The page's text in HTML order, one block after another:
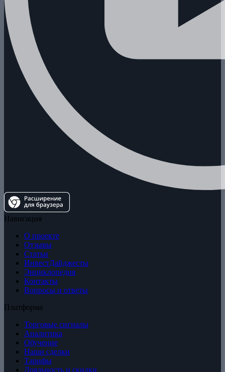
Навигация
О проекте
Отзывы
Статьи
ИнвестДайджесты
Энциклопедия
Контакты
Вопросы и ответы
Платформа
Торговые сигналы
Аналитика
Обучение
Наши сделки
Тарифы
Лояльность и скидки